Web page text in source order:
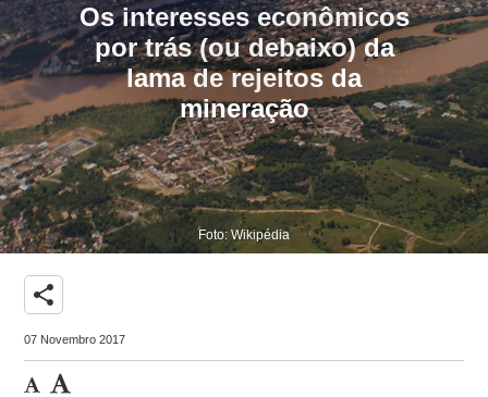
Os interesses econômicos
por trás (ou debaixo) da
lama de rejeitos da
mineração
Foto: Wikipédia
share
07 Novembro 2017